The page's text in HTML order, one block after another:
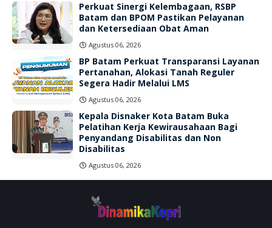
Perkuat Sinergi Kelembagaan, RSBP
Batam dan BPOM Pastikan Pelayanan
dan Ketersediaan Obat Aman
Agustus 06, 2026
BP Batam Perkuat Transparansi Layanan
Pertanahan, Alokasi Tanah Reguler
Segera Hadir Melalui LMS
Agustus 06, 2026
Kepala Disnaker Kota Batam Buka
Pelatihan Kerja Kewirausahaan Bagi
Penyandang Disabilitas dan Non
Disabilitas
Agustus 06, 2026